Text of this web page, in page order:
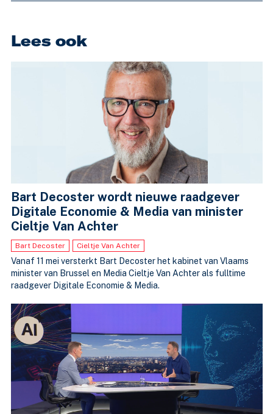
Lees ook
Bart Decoster wordt nieuwe raadgever
Digitale Economie & Media van minister
Cieltje Van Achter
Bart Decoster Cieltje Van Achter
Vanaf 11 mei versterkt Bart Decoster het kabinet van Vlaams
minister van Brussel en Media Cieltje Van Achter als fulltime
raadgever Digitale Economie & Media.